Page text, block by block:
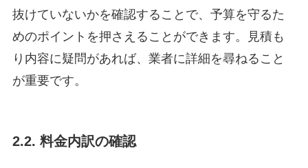
抜けていないかを確認することで、予算を守るた
めのポイントを押さえることができます。見積も
り内容に疑問があれば、業者に詳細を尋ねること
が重要です。
2.2. 料金内訳の確認